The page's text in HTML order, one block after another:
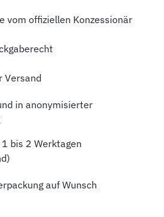
vom offiziellen Konzessionär
Versand
in anonymisierter
bis 2 Werktagen
auf Wunsch